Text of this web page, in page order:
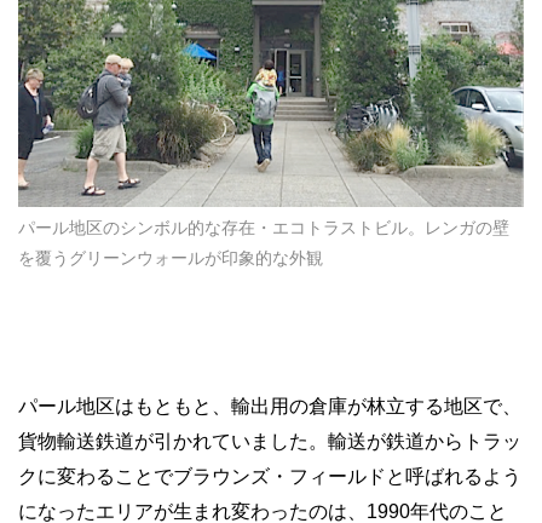
パール地区のシンボル的な存在・エコトラストビル。レンガの壁
を覆うグリーンウォールが印象的な外観
パール地区はもともと、輸出用の倉庫が林立する地区で、
貨物輸送鉄道が引かれていました。輸送が鉄道からトラッ
クに変わることでブラウンズ・フィールドと呼ばれるよう
になったエリアが生まれ変わったのは、1990年代のこと